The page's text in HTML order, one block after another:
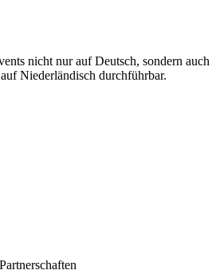
nicht nur auf Deutsch, sondern auch
Niederländisch durchführbar.
Partnerschaften